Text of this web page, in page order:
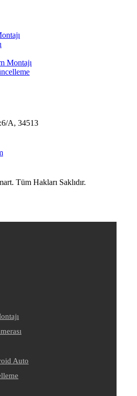
Montajı
A, 34513
Tüm Hakları Saklıdır.
Auto